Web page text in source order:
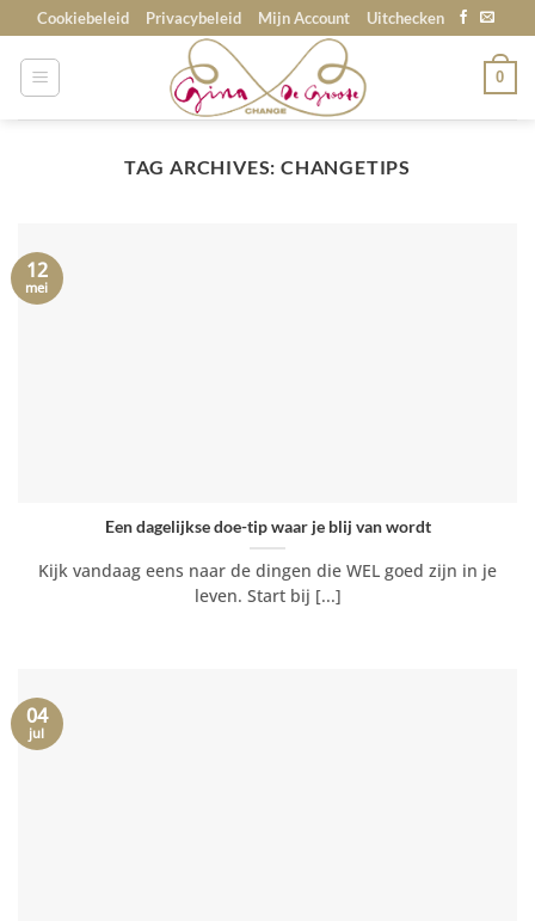
to
content
Cookiebeleid Privacybeleid Mijn Account Uitchecken
0
TAG ARCHIVES:CHANGETIPS
Een dagelijkse doe-tip waar je blij van wordt
Kijk vandaag eens naar de dingen die WEL goed zijn in je
leven. Start bij [...]
12
mei
04
jul